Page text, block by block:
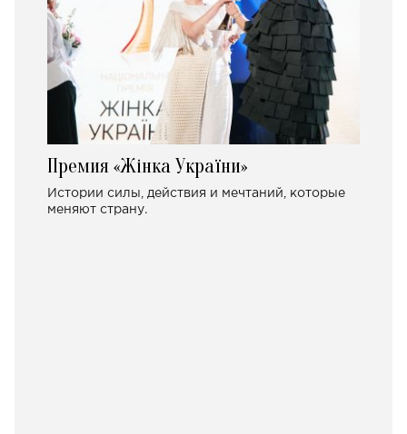
Премия «Жінка України»
Истории силы, действия и мечтаний, которые
меняют страну.